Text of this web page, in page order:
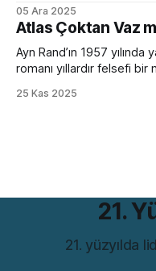
filmlerde olur. Hollywood
geçiverir. Kahramanımız
birazcık da ter sonrası
05 Ara 2025
Atlas Çoktan Vaz
Ayn Rand’ın 1957 yılında
romanı yıllardır felsefi bir
Ama bütün bu
25 Kas 2025
21.
21. yüzyılda